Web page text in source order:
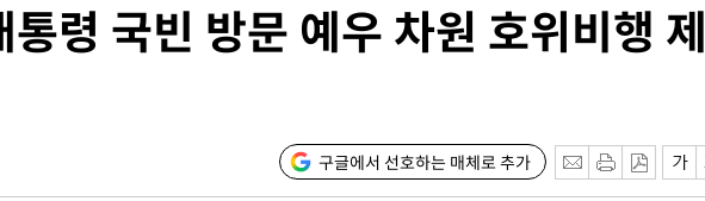
령 국빈 방문 예우 차원 호위비행 제
구글에서 선호하는 매체로 추가